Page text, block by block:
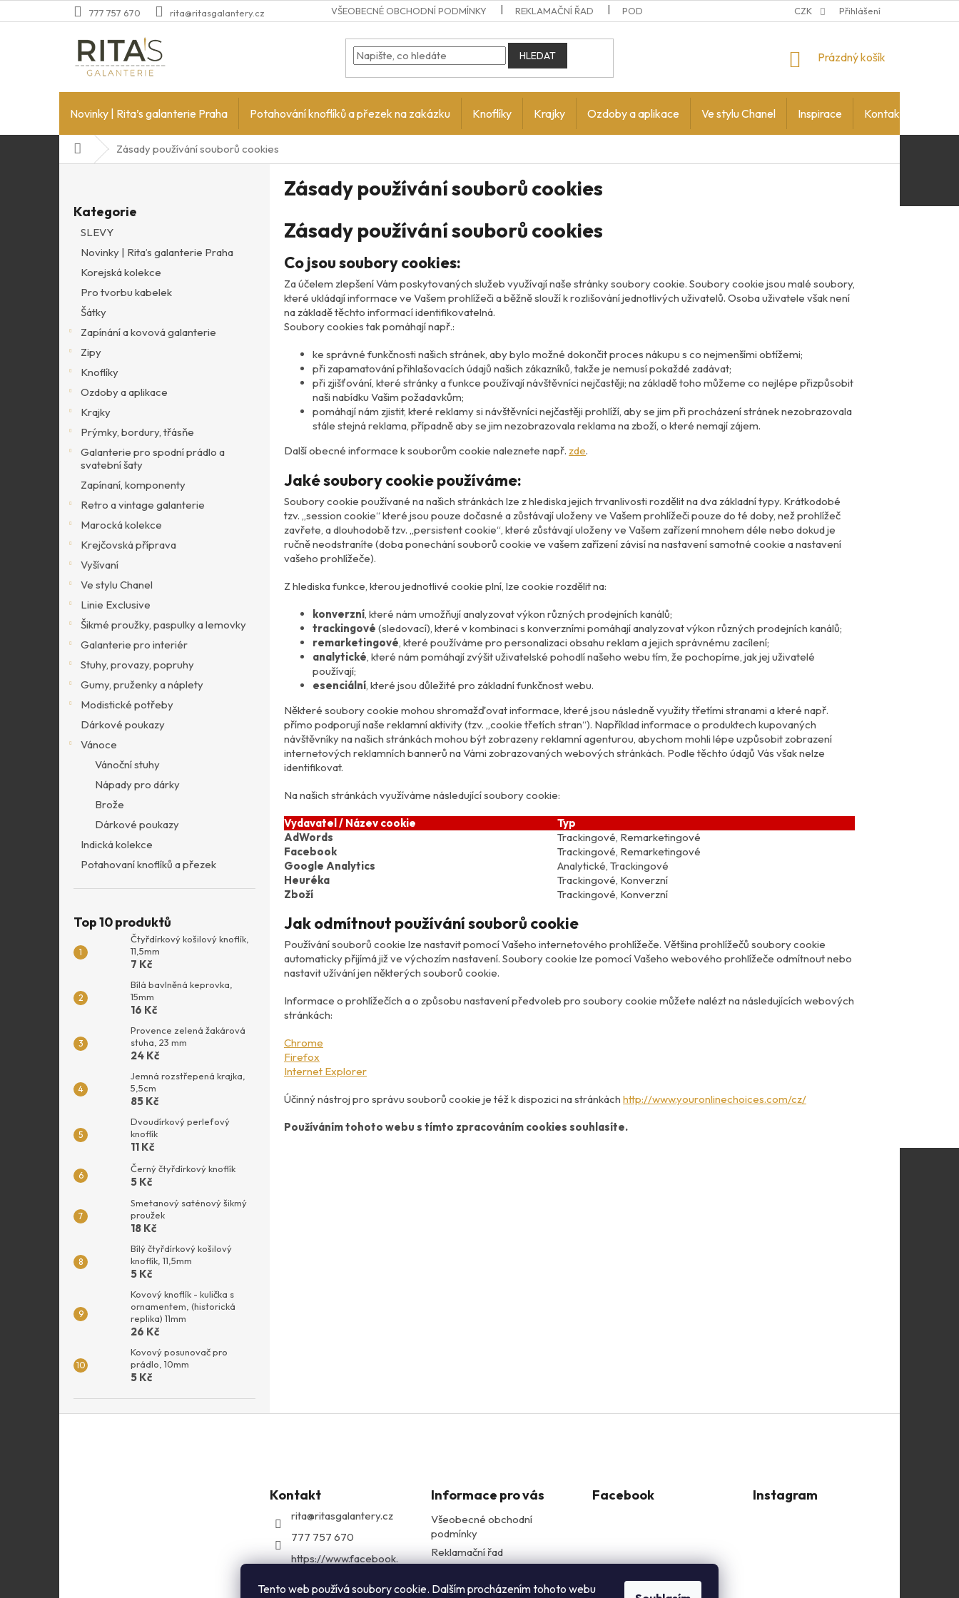
Tento web používá soubory cookie. Dalším procházením tohoto webu
na
777 757 670 rita@ritasgalantery.cz VŠEOBECNÉ OBCHODNÍ PODMÍNKY REKLAMAČNÍ ŘAD PODMÍNKY OCHRANY OSOBNÍCH ÚDAJŮCZK Přihlášení
HLEDAT
NÁKUPNÍ
Prázdný košík
Novinky | Rita’s galanterie Praha Potahování knoflíků a přezek na zakázku Knoflíky Krajky Ozdoby a aplikace Ve stylu Chanel Inspirace Kontakty
Domů Zásady používání souborů cookies
kategorie
Kategorie
SLEVY
Novinky | Rita’s galanterie Praha
Korejská kolekce
Pro tvorbu kabelek
Šátky
Zapínání a kovová galanterie
Zipy
Knoflíky
Ozdoby a aplikace
Krajky
Prýmky, bordury, třásňe
Galanterie pro spodní prádlo a
svatební šaty
Zapínaní, komponenty
Retro a vintage galanterie
Marocká kolekce
Krejčovská příprava
Vyšívaní
Ve stylu Chanel
Linie Exclusive
Šikmé proužky, paspulky a lemovky
Galanterie pro interiér
Stuhy, provazy, popruhy
Gumy, pruženky a náplety
Modistické potřeby
Dárkové poukazy
Vánoce
Vánoční stuhy
Nápady pro dárky
Brože
Dárkové poukazy
Indická kolekce
Potahovaní knoflíků a přezek
Top 10 produktů
Čtyřdírkový košilový knoflík,
11,5mm
7 Kč
Bílá bavlněná keprovka,
15mm
16 Kč
Provence zelená žakárová
stuha, 23 mm
24 Kč
Jemná rozstřepená krajka,
5,5cm
85 Kč
Dvoudírkový perleťový
knoflík
11 Kč
Černý čtyřdírkový knoflík
5 Kč
Smetanový saténový šikmý
proužek
18 Kč
Bílý čtyřdírkový košilový
knoflík, 11,5mm
5 Kč
Kovový knoflík - kulička s
ornamentem, (historická
replika) 11mm
26 Kč
Kovový posunovač pro
prádlo, 10mm
5 Kč
Zásady používání souborů cookies
Zásady používání souborů cookies
Co jsou soubory cookies:
Za účelem zlepšení Vám poskytovaných služeb využívají naše stránky soubory cookie. Soubory cookie jsou malé soubory,
které ukládají informace ve Vašem prohlížeči a běžně slouží k rozlišování jednotlivých uživatelů. Osoba uživatele však není
na základě těchto informací identifikovatelná.
Soubory cookies tak pomáhají např.:
ke správné funkčnosti našich stránek, aby bylo možné dokončit proces nákupu s co nejmenšími obtížemi;
při zapamatování přihlašovacích údajů našich zákazníků, takže je nemusí pokaždé zadávat;
při zjišťování, které stránky a funkce používají návštěvníci nejčastěji; na základě toho můžeme co nejlépe přizpůsobit
naši nabídku Vašim požadavkům;
pomáhají nám zjistit, které reklamy si návštěvníci nejčastěji prohlíží, aby se jim při procházení stránek nezobrazovala
stále stejná reklama, případně aby se jim nezobrazovala reklama na zboží, o které nemají zájem.
Další obecné informace k souborům cookie naleznete např. zde.
Jaké soubory cookie používáme:
Soubory cookie používané na našich stránkách lze z hlediska jejich trvanlivosti rozdělit na dva základní typy. Krátkodobé
tzv. „session cookie“ které jsou pouze dočasné a zůstávají uloženy ve Vašem prohlížeči pouze do té doby, než prohlížeč
zavřete, a dlouhodobě tzv. „persistent cookie“, které zůstávají uloženy ve Vašem zařízení mnohem déle nebo dokud je
ručně neodstraníte (doba ponechání souborů cookie ve vašem zařízení závisí na nastavení samotné cookie a nastavení
vašeho prohlížeče).
Z hlediska funkce, kterou jednotlivé cookie plní, lze cookie rozdělit na:
konverzní, které nám umožňují analyzovat výkon různých prodejních kanálů;
trackingové (sledovací), které v kombinaci s konverzními pomáhají analyzovat výkon různých prodejních kanálů;
remarketingové, které používáme pro personalizaci obsahu reklam a jejich správnému zacílení;
analytické, které nám pomáhají zvýšit uživatelské pohodlí našeho webu tím, že pochopíme, jak jej uživatelé
používají;
esenciální, které jsou důležité pro základní funkčnost webu.
Některé soubory cookie mohou shromažďovat informace, které jsou následně využity třetími stranami a které např.
přímo podporují naše reklamní aktivity (tzv. „cookie třetích stran“). Například informace o produktech kupovaných
návštěvníky na našich stránkách mohou být zobrazeny reklamní agenturou, abychom mohli lépe uzpůsobit zobrazení
internetových reklamních bannerů na Vámi zobrazovaných webových stránkách. Podle těchto údajů Vás však nelze
identifikovat.
Na našich stránkách využíváme následující soubory cookie:
Vydavatel / Název cookie
Typ
AdWords
Trackingové, Remarketingové
Facebook
Trackingové, Remarketingové
Google Analytics
Analytické, Trackingové
Heuréka
Trackingové, Konverzní
Zboží
Trackingové, Konverzní
Jak odmítnout používání souborů cookie
Používání souborů cookie lze nastavit pomocí Vašeho internetového prohlížeče. Většina prohlížečů soubory cookie
automaticky přijímá již ve výchozím nastavení. Soubory cookie lze pomocí Vašeho webového prohlížeče odmítnout nebo
nastavit užívání jen některých souborů cookie.
Informace o prohlížečích a o způsobu nastavení předvoleb pro soubory cookie můžete nalézt na následujících webových
stránkách:
Chrome
Firefox
Internet Explorer
Účinný nástroj pro správu souborů cookie je též k dispozici na stránkách http://www.youronlinechoices.com/cz/
Používáním tohoto webu s tímto zpracováním cookies souhlasíte.
Kontakt
rita@ritasgalantery.cz
777 757 670
https://www.facebook.
ritasgalantery
Informace pro vás
Všeobecné obchodní
podmínky
Reklamační řad
osobních údajů
Facebook Instagram